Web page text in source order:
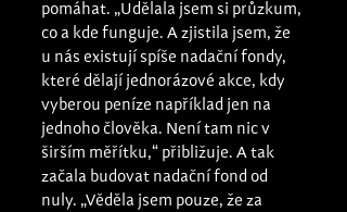
pomáhat. „Udělala jsem si průzkum,
co a kde funguje. A zjistila jsem, že
u nás existují spíše nadační fondy,
které dělají jednorázové akce, kdy
vyberou peníze například jen na
jednoho člověka. Není tam nic v
širším měřítku,“ přibližuje. A tak
začala budovat nadační fond od
nuly. „Věděla jsem pouze, že za